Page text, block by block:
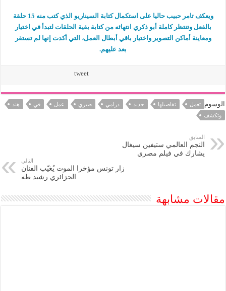
ويعكف تامر حبيب حاليا على استكمال كتابة السيناريو الذي كتب منه 15 حلقة
بالفعل وتنتظر كاملة أبو ذكري انتهائه من كتابة بقية الحلقات لتبدأ في اختيار
ومعاينة أماكن التصوير واختيار باقي أبطال العمل، التي أكدت إنها لم تستقر
بعد عليهم.
tweet
الوسوم تعمل تفاصيلها جديد درامي صبري عمل في
هند
وتكشف
السابق
النجم العالمي ستيفين سيغال
يشارك في فيلم مصري
التالي
زار تونس مؤخرا الموت يُغيّب الفنان
الجزائري رشيد طه
مقالات مشابهة